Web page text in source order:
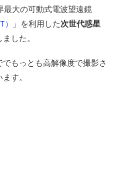
最大の可動式電波望遠鏡
」を利用した次世代惑星
した。
もっとも高解像度で撮影さ
す。